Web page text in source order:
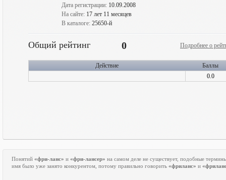
Дата регистрации: 10.09.2008
На сайте: 17 лет 11 месяцев
В каталоге: 25650-й
Общий рейтинг 0 Подробнее о
Действие
Баллы
0.0
Понятий «фри-ланс» и «фри-лансер» на самом деле не существует, подобные
имя было уже занято конкурентом, потому правильно говорить «фриланс» и